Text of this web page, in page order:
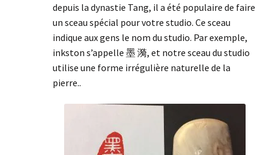
depuis la dynastie Tang, il a été populaire de faire
un sceau spécial pour votre studio. Ce sceau
indique aux gens le nom du studio. Par exemple,
inkston s’appelle 墨 漪, et notre sceau du studio
utilise une forme irrégulière naturelle de la
pierre..